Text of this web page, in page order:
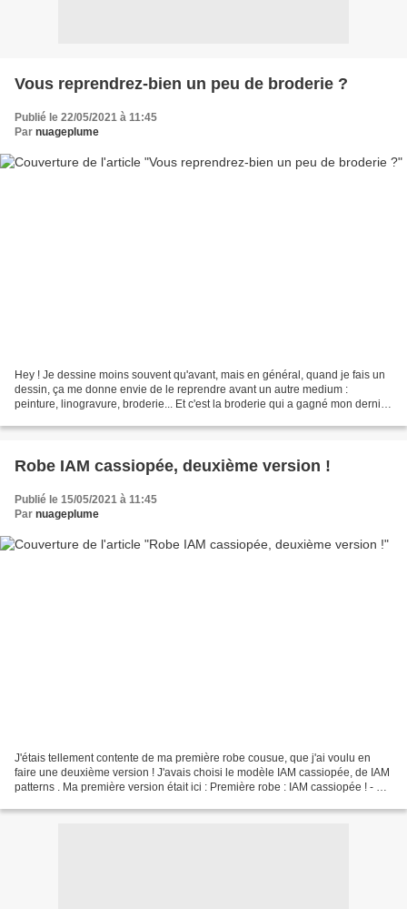
Vous reprendrez-bien un peu de broderie ?
Publié le 22/05/2021 à 11:45
Par nuageplume
Hey ! Je dessine moins souvent qu'avant, mais en général, quand je fais un
dessin, ça me donne envie de le reprendre avant un autre medium :
peinture, linogravure, broderie... Et c'est la broderie qui a gagné mon dernier
Robe IAM cassiopée, deuxième version !
Publié le 15/05/2021 à 11:45
Par nuageplume
J'étais tellement contente de ma première robe cousue, que j'ai voulu en
faire une deuxième version ! J'avais choisi le modèle IAM cassiopée, de IAM
patterns . Ma première version était ici : Première robe : IAM cassiopée ! - un